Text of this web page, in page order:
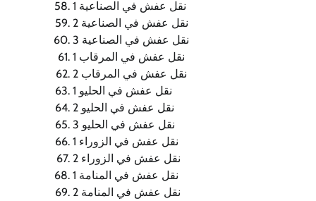
نقل عفش في الصناعية 1
نقل عفش في الصناعية 2
نقل عفش في الصناعية 3
نقل عفش في المرقاب 1
نقل عفش في المرقاب 2
نقل عفش في الحليو 1
نقل عفش في الحليو 2
نقل عفش في الحليو 3
نقل عفش في الزوراء 1
نقل عفش في الزوراء 2
نقل عفش في المنامة 1
نقل عفش في المنامة 2